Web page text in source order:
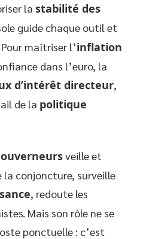
la stabilité des
guide chaque outil et
maîtriser l’inflation
dans l’euro, la
d’intérêt directeur,
de la politique
veille et
la conjoncture, surveille
, redoute les
Mais son rôle ne se
ponctuelle : c’est